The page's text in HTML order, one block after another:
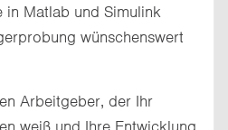
in Matlab und Simulink
wünschenswert
Arbeitgeber, der Ihr